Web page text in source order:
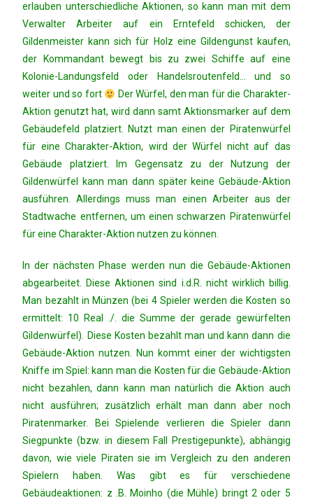
erlauben unterschiedliche Aktionen, so kann man mit dem
Verwalter Arbeiter auf ein Erntefeld schicken, der
Gildenmeister kann sich für Holz eine Gildengunst kaufen,
der Kommandant bewegt bis zu zwei Schiffe auf eine
Kolonie-Landungsfeld oder Handelsroutenfeld… und so
weiter und so fort
Der Würfel, den man für die Charakter-
Aktion genutzt hat, wird dann samt Aktionsmarker auf dem
Gebäudefeld platziert. Nutzt man einen der Piratenwürfel
für eine Charakter-Aktion, wird der Würfel nicht auf das
Gebäude platziert. Im Gegensatz zu der Nutzung der
Gildenwürfel kann man dann später keine Gebäude-Aktion
ausführen. Allerdings muss man einen Arbeiter aus der
Stadtwache entfernen, um einen schwarzen Piratenwürfel
für eine Charakter-Aktion nutzen zu können.
In der nächsten Phase werden nun die Gebäude-Aktionen
abgearbeitet. Diese Aktionen sind i.d.R. nicht wirklich billig.
Man bezahlt in Münzen (bei 4 Spieler werden die Kosten so
ermittelt: 10 Real ./. die Summe der gerade gewürfelten
Gildenwürfel). Diese Kosten bezahlt man und kann dann die
Gebäude-Aktion nutzen. Nun kommt einer der wichtigsten
Kniffe im Spiel: kann man die Kosten für die Gebäude-Aktion
nicht bezahlen, dann kann man natürlich die Aktion auch
nicht ausführen; zusätzlich erhält man dann aber noch
Piratenmarker. Bei Spielende verlieren die Spieler dann
Siegpunkte (bzw. in diesem Fall Prestigepunkte), abhängig
davon, wie viele Piraten sie im Vergleich zu den anderen
Spielern haben. Was gibt es für verschiedene
Gebäudeaktionen: z .B. Moinho (die Mühle) bringt 2 oder 5